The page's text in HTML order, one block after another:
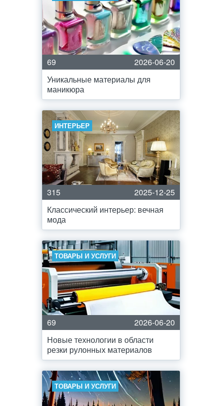
69
2026-06-20
Уникальные материалы для
маникюра
ИНТЕРЬЕР
315
2025-12-25
Классический интерьер: вечная
мода
ТОВАРЫ И УСЛУГИ
69
2026-06-20
Новые технологии в области
резки рулонных материалов
ТОВАРЫ И УСЛУГИ